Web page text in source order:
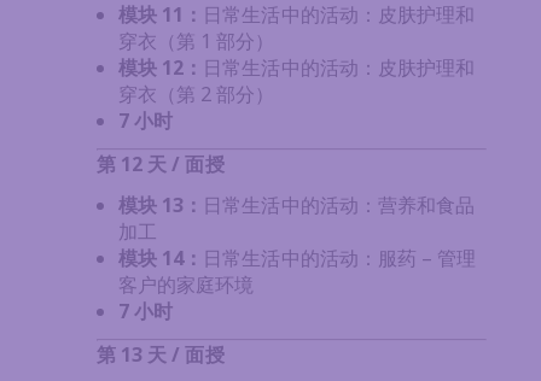
模块 11 ： 日常生活中的活动：皮肤护理和
穿衣（第 1 部分）
模块 12： 日常生活中的活动：皮肤护理和
穿衣（第 2 部分）
7 小时
第 12 天 / 面授
模块 13： 日常生活中的活动：营养和食品
加工
模块 14： 日常生活中的活动：服药 – 管理
客户的家庭环境
7 小时
第 13 天 / 面授